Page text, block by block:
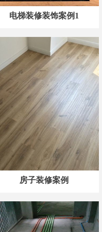
电梯装修装饰案例1
房子装修案例